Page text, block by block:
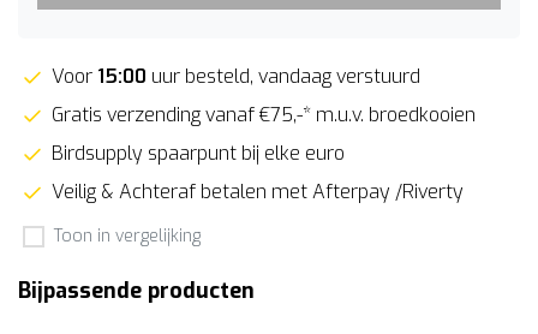
Voor 15:00 uur besteld, vandaag verstuurd
Gratis verzending vanaf €75,-* m.u.v. broedkooien
Birdsupply spaarpunt bij elke euro
Veilig & Achteraf betalen met Afterpay /Riverty
Toon in vergelijking
Bijpassende producten